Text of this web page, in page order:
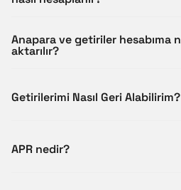
Anapara ve getiriler hesabıma
aktarılır?
Getirilerimi Nasıl Geri Alabilirim?
APR nedir?